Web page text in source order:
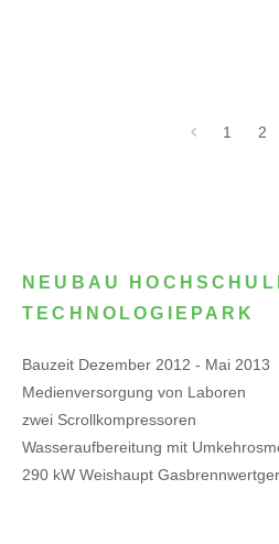
1 2
NEUBAU
TECHNOLOGIEPARK
Bauzeit Dezember 2012 - Mai 2013
Medienversorgung von Laboren
zwei Scrollkompressoren
Wasseraufbereitung mit
290 kW Weishaupt